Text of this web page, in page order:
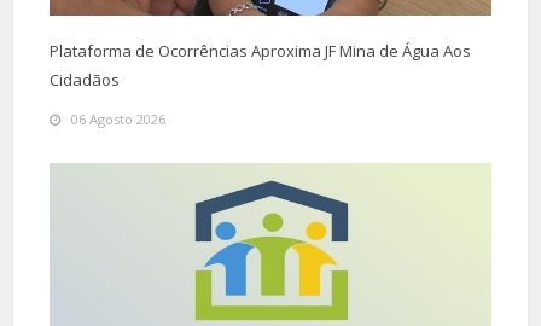
Plataforma de Ocorrências Aproxima JF Mina de Água Aos
Cidadãos
06 Agosto 2026